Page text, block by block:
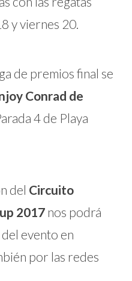
y viernes 20.
de premios final se
Conrad de
4 de Playa
del Circuito
2017nos podrá
evento en
por las redes